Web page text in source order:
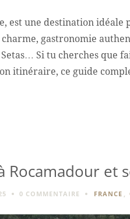
est une destination
gastronomie
Si tu cherches que
itinéraire, ce guide
Rocamadour et
0 COMMENTAIRE FRANCE ,